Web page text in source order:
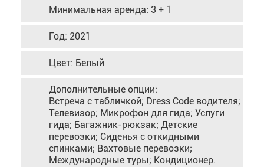
Минимальная аренда: 3 + 1
Год: 2021
Цвет: Белый
Дополнительные опции:
Встреча с табличкой; Dress Code водителя;
Телевизор; Микрофон для гида; Услуги
гида; Багажник-рюкзак; Детские
перевозки; Сиденья с откидными
спинками; Вахтовые перевозки;
Международные туры; Кондиционер.